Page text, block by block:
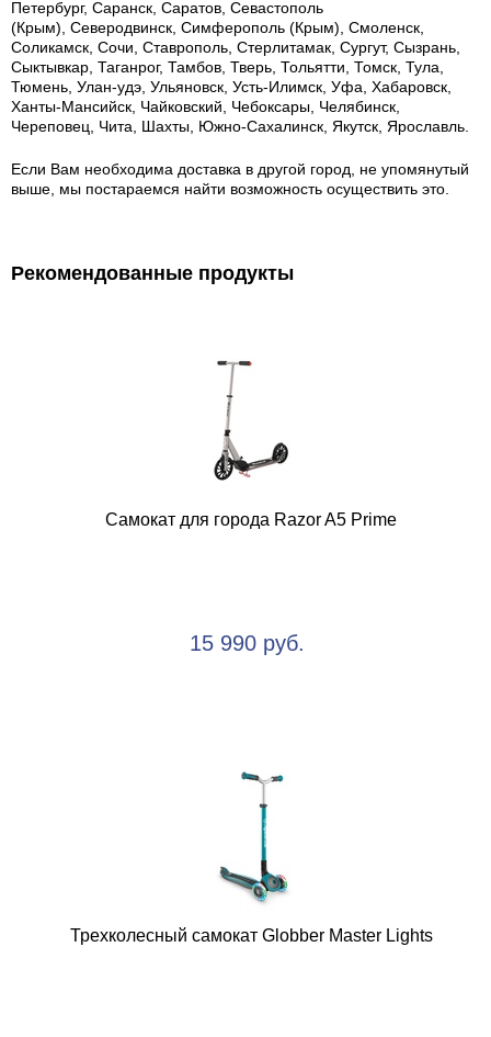
Петербург, Саранск, Саратов, Севастополь
(Крым), Северодвинск, Симферополь (Крым), Смоленск,
Соликамск, Сочи, Ставрополь, Стерлитамак, Сургут, Сызрань,
Сыктывкар, Таганрог, Тамбов, Тверь, Тольятти, Томск, Тула,
Тюмень, Улан-удэ, Ульяновск, Усть-Илимск, Уфа, Хабаровск,
Ханты-Мансийск, Чайковский, Чебоксары, Челябинск,
Череповец, Чита, Шахты, Южно-Сахалинск, Якутск, Ярославль.
Если Вам необходима доставка в другой город, не упомянутый
выше, мы постараемся найти возможность осуществить это.
Рекомендованные продукты
Самокат для города Razor A5 Prime
15 990 руб.
Трехколесный самокат Globber Master Lights